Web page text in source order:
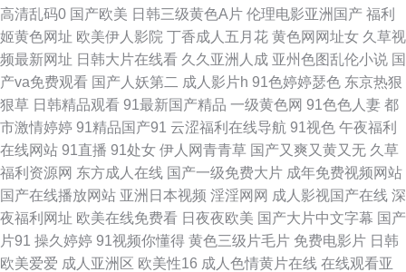
91 亚洲操逼图片网 wwwwww日本 黄色福利导航 青娱视频91 亚洲欧美另类
综合 俺去也综合色图 韩国AV网3 欧美海外a 偷拍97av 91老司机福利 黄色A
片导航 日韩无码下载 51欧美色图 国产HD天美传媒 天天搞穴 97人人操在线
国产无套免费视频 一道本高清 成人福利影院 另类图片综合 91一区视频 韩国
三级日逼AV 日本三级A片 久草黄色网 91超碰在线人人 国产成人精 欧美老女
肏屄视频 午夜性爱剧场 AV成人资源在线 黄色小视频WW 日韩三级中文 91啦
高清乱码0 国产欧美 日韩三级黄色A片 伦理电影亚洲国产 福利
姬黄色网址 欧美伊人影院 丁香成人五月花 黄色网网址女 久草视
频最新网址 日韩大片在线看 久久亚洲人成 亚州色图乱伦小说 国
产va免费观看 国产人妖第二 成人影片h 91色婷婷瑟色 东京热狠
狠草 日韩精品观看 91最新国产精品 一级黄色网 91色色人妻 都
市激情婷婷 91精品国产91 云涩福利在线导航 91视色 午夜福利
在线网站 91直播 91处女 伊人网青青草 国产又爽又黄又无 久草
福利资源网 东方成人在线 国产一级免费大片 成年免费视频网站
国产在线播放网站 亚洲日本视频 淫淫网网 成人影视国产在线 深
夜福利网址 欧美在线免费看 日夜夜欧美 国产大片中文字幕 国产
片91 操久婷婷 91视频你懂得 黄色三级片毛片 免费电影片 日韩
欧美爱爱 成人亚洲区 欧美性16 成人色情黄片在线 在线观看亚